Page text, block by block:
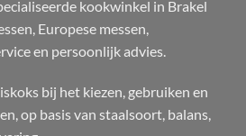
kookwinkel in Brakel
Europese messen,
en persoonlijk advies.
bij het kiezen, gebruiken en
op basis van staalsoort, balans,